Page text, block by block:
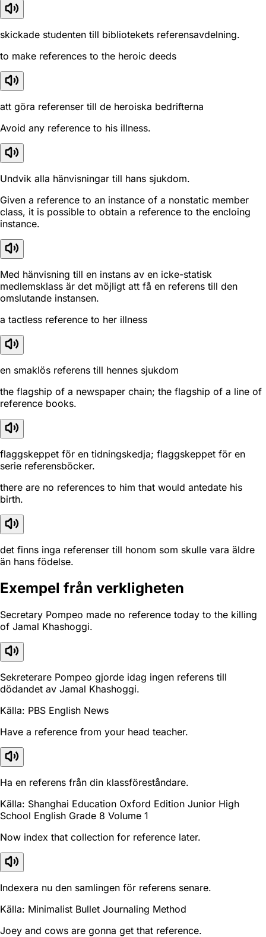
skickade studenten till bibliotekets referensavdelning.
to make references to the heroic deeds
att göra referenser till de heroiska bedrifterna
Avoid any reference to his illness.
Undvik alla hänvisningar till hans sjukdom.
Given a reference to an instance of a nonstatic member
class, it is possible to obtain a reference to the encloing
instance.
Med hänvisning till en instans av en icke-statisk
medlemsklass är det möjligt att få en referens till den
omslutande instansen.
a tactless reference to her illness
en smaklös referens till hennes sjukdom
the flagship of a newspaper chain; the flagship of a line of
reference books.
flaggskeppet för en tidningskedja; flaggskeppet för en
serie referensböcker.
there are no references to him that would antedate his
birth.
det finns inga referenser till honom som skulle vara äldre
än hans födelse.
Exempel från verkligheten
Secretary Pompeo made no reference today to the killing
of Jamal Khashoggi.
Sekreterare Pompeo gjorde idag ingen referens till
dödandet av Jamal Khashoggi.
Källa: PBS English News
Have a reference from your head teacher.
Ha en referens från din klassföreståndare.
Källa: Shanghai Education Oxford Edition Junior High
School English Grade 8 Volume 1
Now index that collection for reference later.
Indexera nu den samlingen för referens senare.
Källa: Minimalist Bullet Journaling Method
Joey and cows are gonna get that reference.